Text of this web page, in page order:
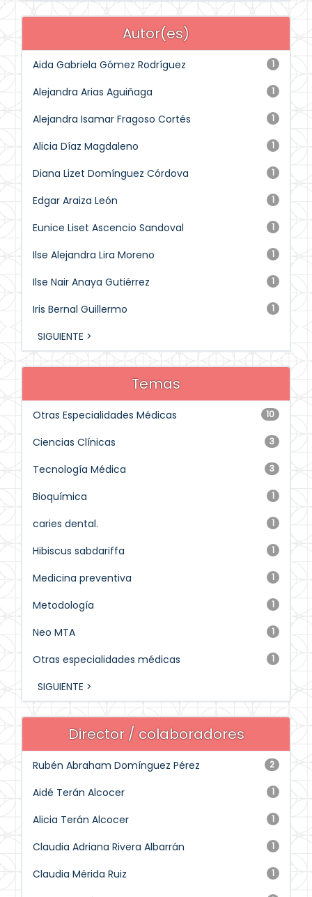
Autor(es)
1
Aida Gabriela Gómez Rodríguez
1
Alejandra Arias Aguiñaga
1
Alejandra Isamar Fragoso Cortés
1
Alicia Díaz Magdaleno
1
Diana Lizet Domínguez Córdova
1
Edgar Araiza León
1
Eunice Liset Ascencio Sandoval
1
Ilse Alejandra Lira Moreno
1
Ilse Nair Anaya Gutiérrez
1
Iris Bernal Guillermo
SIGUIENTE >
Temas
10
Otras Especialidades Médicas
3
Ciencias Clínicas
3
Tecnología Médica
1
Bioquímica
1
caries dental.
1
Hibiscus sabdariffa
1
Medicina preventiva
1
Metodología
1
Neo MTA
1
Otras especialidades médicas
SIGUIENTE >
Director / colaboradores
2
Rubén Abraham Domínguez Pérez
1
Aidé Terán Alcocer
1
Alicia Terán Alcocer
1
Claudia Adriana Rivera Albarrán
1
Claudia Mérida Ruiz